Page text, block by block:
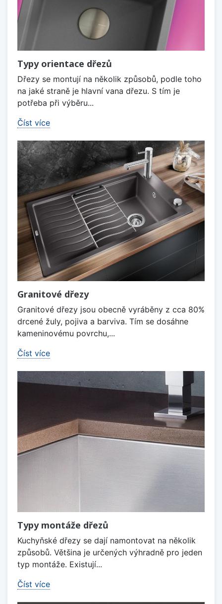
Typy orientace dřezů
Dřezy se montují na několik způsobů, podle toho
na jaké straně je hlavní vana dřezu. S tím je
potřeba při výběru...
Číst více
Granitové dřezy
Granitové dřezy jsou obecně vyráběny z cca 80%
drcené žuly, pojiva a barviva. Tím se dosáhne
kameninovému povrchu,...
Číst více
Typy montáže dřezů
Kuchyňské dřezy se dají namontovat na několik
způsobů. Většina je určených výhradně pro jeden
typ montáže. Existují...
Číst více